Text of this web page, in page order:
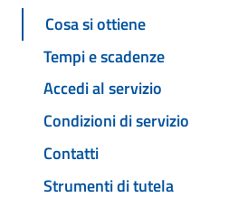
Cosa si ottiene
Tempi e scadenze
Accedi al servizio
Condizioni di servizio
Contatti
Strumenti di tutela